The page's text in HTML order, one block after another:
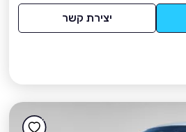
יצירת קשר